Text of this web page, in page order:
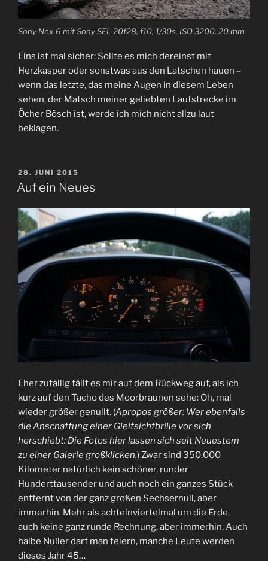
Sony Nex-6 mit Sony SEL 20f28, f10, 1/30s, ISO 3200, 20 mm
Eins ist mal sicher: Sollte es mich dereinst mit
Herzkasper oder sonstwas aus den Latschen hauen –
wenn das letzte, das meine Augen in diesem Leben
sehen, der Matsch meiner geliebten Laufstrecke im
Öcher Bösch ist, werde ich mich nicht allzu laut
beklagen.
VERÖFFENTLICHT
AM
28. JUNI 2015
Auf ein Neues
Eher zufällig fällt es mir auf dem Rückweg auf, als ich
kurz auf den Tacho des Moorbraunen sehe: Oh, mal
wieder größer genullt. (Apropos größer: Wer ebenfalls
die Anschaffung einer Gleitsichtbrille vor sich
herschiebt: Die Fotos hier lassen sich seit Neuestem
zu einer Galerie großklicken.) Zwar sind 350.000
Kilometer natürlich kein schöner, runder
Hunderttausender und auch noch ein ganzes Stück
entfernt von der ganz großen Sechsernull, aber
immerhin. Mehr als achteinviertelmal um die Erde,
auch keine ganz runde Rechnung, aber immerhin. Auch
halbe Nuller darf man feiern, manche Leute werden
dieses Jahr 45…